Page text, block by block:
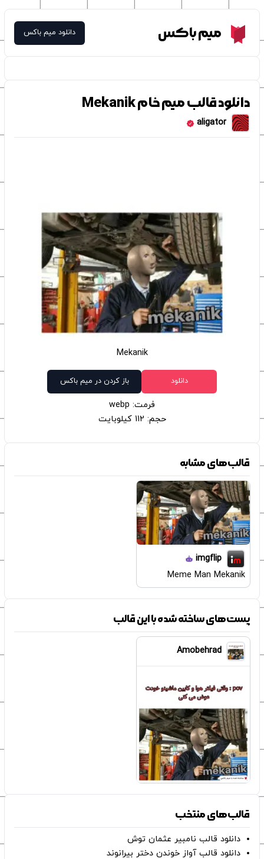
Meme Boxمیم باکس دانلود میم باکس
دانلود قالب میم خام Mekanik
aligator
Mekanik
دانلود باز کردن در میم باکس
فرمت: webp
حجم: 112 کیلوبایت
قالب‌های مشابه
imgflip
Meme Man Mekanik
پست‌های ساخته شده با این قالب
Amobehrad
قالب‌های منتخب
دانلود قالب نامبیر عثمان ‌توش
دانلود قالب آواز خوندن دختر بیرانوند